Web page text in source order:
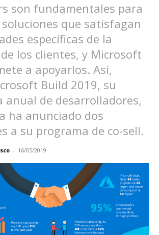
son fundamentales para
que satisfagan
específicas de la
los clientes, y Microsoft
a apoyarlos. Así,
Build 2019, su
anual de desarrolladores,
ha anunciado dos
a su programa de co-sell.
- 16/05/2019